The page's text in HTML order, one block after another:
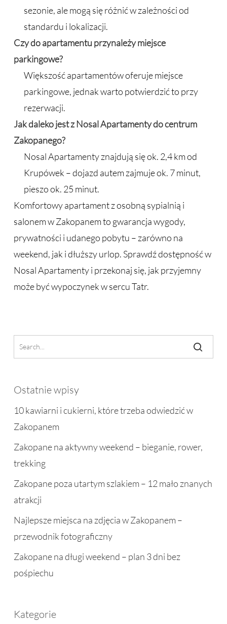
sezonie, ale mogą się różnić w zależności od
standardu i lokalizacji.
Czy do apartamentu przynależy miejsce
parkingowe?
Większość apartamentów oferuje miejsce
parkingowe, jednak warto potwierdzić to przy
rezerwacji.
Jak daleko jest z Nosal Apartamenty do centrum
Zakopanego?
Nosal Apartamenty znajdują się ok. 2,4 km od
Krupówek – dojazd autem zajmuje ok. 7 minut,
pieszo ok. 25 minut.
Komfortowy apartament z osobną sypialnią i
salonem w Zakopanem to gwarancja wygody,
prywatności i udanego pobytu – zarówno na
weekend, jak i dłuższy urlop. Sprawdź dostępność w
Nosal Apartamenty i przekonaj się, jak przyjemny
może być wypoczynek w sercu Tatr.
Ostatnie wpisy
10 kawiarni i cukierni, które trzeba odwiedzić w
Zakopanem
Zakopane na aktywny weekend – bieganie, rower,
trekking
Zakopane poza utartym szlakiem – 12 mało znanych
atrakcji
Najlepsze miejsca na zdjęcia w Zakopanem –
przewodnik fotograficzny
Zakopane na długi weekend – plan 3 dni bez
pośpiechu
Kategorie